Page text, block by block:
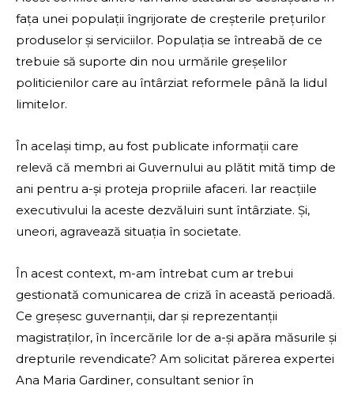
fața unei populații îngrijorate de creșterile prețurilor
produselor și serviciilor. Populația se întreabă de ce
trebuie să suporte din nou urmările greșelilor
politicienilor care au întârziat reformele până la lidul
limitelor.
În același timp, au fost publicate informații care
relevă că membri ai Guvernului au plătit mită timp de
ani pentru a-și proteja propriile afaceri. Iar reacțiile
executivului la aceste dezvăluiri sunt întârziate. Și,
uneori, agravează situația în societate.
În acest context, m-am întrebat cum ar trebui
gestionată comunicarea de criză în această perioadă.
Ce greșesc guvernanții, dar și reprezentanții
magistraților, în încercările lor de a-și apăra măsurile și
drepturile revendicate? Am solicitat părerea expertei
Ana Maria Gardiner, consultant senior în